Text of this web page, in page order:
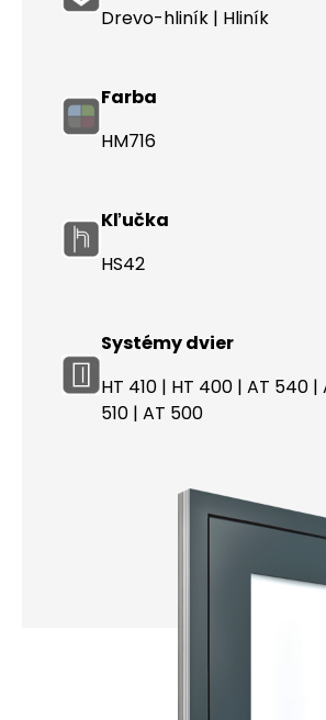
Drevo-hliník | Hliník
Farba
HM716
Kľučka
HS42
Systémy dvier
HT 410 | HT 400 | AT 540 |
510 | AT 500